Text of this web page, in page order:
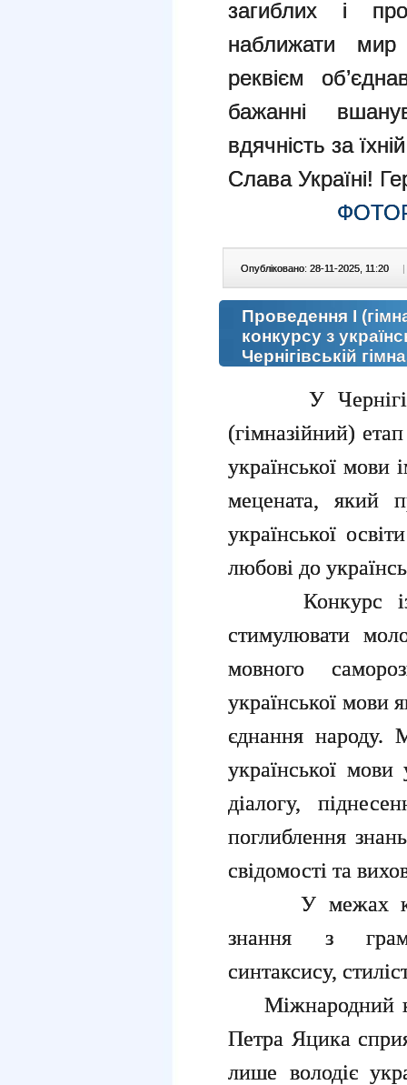
загиблих і
наближати
реквієм
бажанні
вдячність за
Слава Україні!
Опубліковано: 28-11-2025, 11:20 |
Проведення І
конкурсу з
Чернігівській
У
(гімназійний)
української мови
мецената, який
української
любові до
Конкурс із
стимулювати
мовного
української мови
єднання народу.
української мови
діалогу,
поглиблення
свідомості та
У межах
знання з
синтаксису,
Міжнародний
Петра Яцика
лише володіє